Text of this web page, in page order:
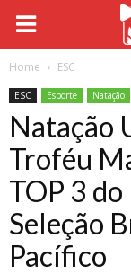
Home ESC
ESC Esporte Natação
Natação
Troféu
TOP 3 do
Seleção
Pacífico